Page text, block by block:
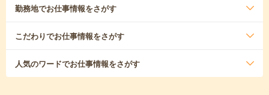
勤務地でお仕事情報をさがす
こだわりでお仕事情報をさがす
人気のワードでお仕事情報をさがす